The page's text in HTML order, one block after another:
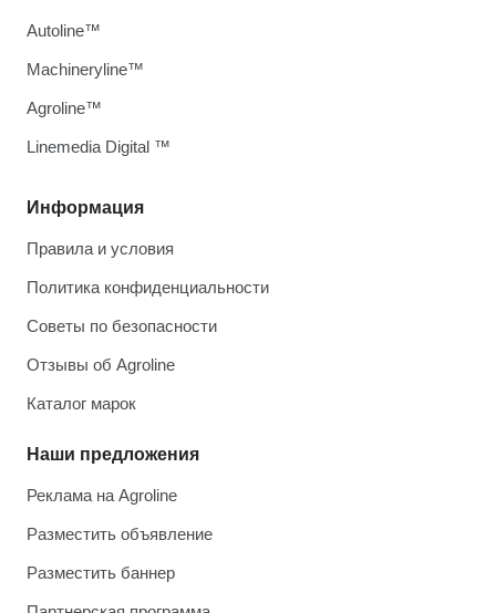
Информация
Правила и условия
Политика конфиденциальности
Советы по безопасности
Отзывы об Agroline
Каталог марок
Наши предложения
Реклама на Agroline
Разместить объявление
Разместить баннер
Autoline™
Machineryline™
Agroline™
Linemedia Digital ™